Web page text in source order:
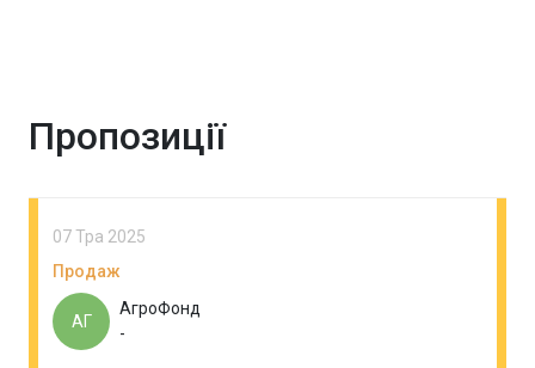
Пропозиції
07 Тра 2025
Продаж
АГ
АгроФонд
-